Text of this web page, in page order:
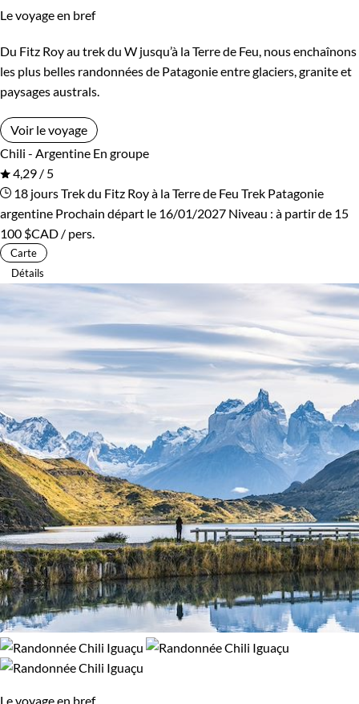
Le voyage en bref
Du Fitz Roy au trek du W jusqu’à la Terre de Feu, nous enchaînons
les plus belles randonnées de Patagonie entre glaciers, granite et
paysages australs.
Voir le voyage
Chili - Argentine En groupe
4,29 / 5
18 joursTrek du Fitz Roy à la Terre de Feu Trek Patagonie
argentine Prochain départ le 16/01/2027 Niveau : à partir de 15
100 $CAD / pers.
Carte
Détails
Le voyage en bref